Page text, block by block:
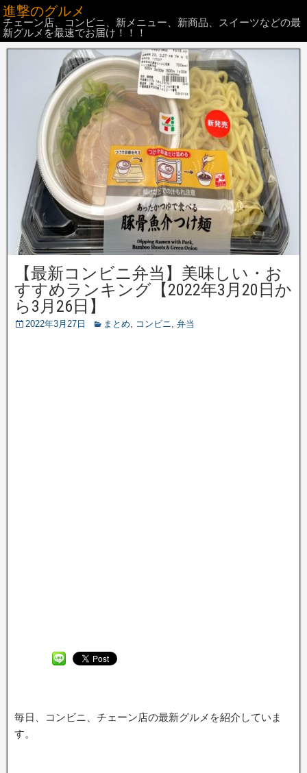
進撃のグルメ
チェーン店、コンビニ、新メニュー、新商品、スイーツなどの最
新グルメを最速でお届け！！！
【最新コンビニ弁当】美味しい・お
すすめランキング【2022年3月20日か
ら3月26日】
2022年3月27日 まとめ, コンビニ, 弁当
毎日、コンビニ、チェーン店の最新グルメを紹介していま
す。